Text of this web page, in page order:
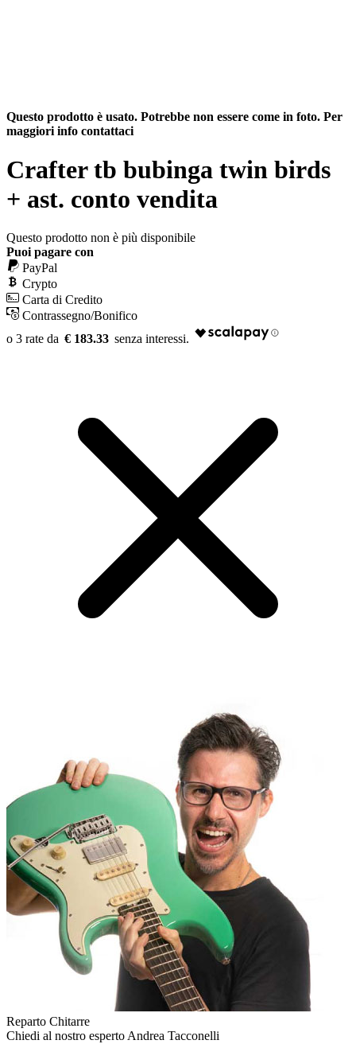
Questo prodotto è usato. Potrebbe non essere come in foto. Per
maggiori info contattaci
Crafter tb bubinga twin birds
+ ast. conto vendita
Questo prodotto non è più disponibile
Puoi pagare con
PayPal
Crypto
Carta di Credito
Contrassegno/Bonifico
€ 183.33
Reparto Chitarre
Chiedi al nostro espertoAndrea Tacconelli